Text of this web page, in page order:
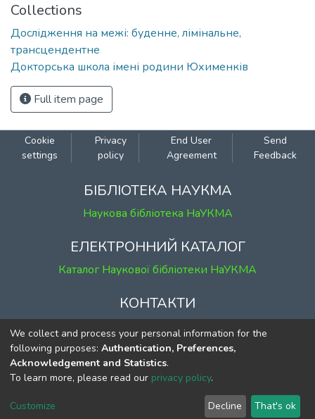
Collections
Дослідження на межі: буденне, лімінальне,
трансцендентне
Докторська школа імені родини Юхименків
Full item page
Cookie
settings
Privacy
policy
End User
Agreement
Send
Feedback
БІБЛІОТЕКА НАУКМА
Наукова бібліотека НаУКМА
ЕЛЕКТРОННИЙ КАТАЛОГ
Каталог Наукової бібліотеки НаУКМА
КОНТАКТИ
м. Київ, вул. Григорія Сковороди, 2
к. 1, к. 120
тел. (044) 463-69-31
ekmair@ukma.edu.ua
We collect and process your personal information for the
following purposes: Authentication, Preferences,
Acknowledgement and Statistics.
To learn more, please read our privacy policy.
Customize Decline That's ok